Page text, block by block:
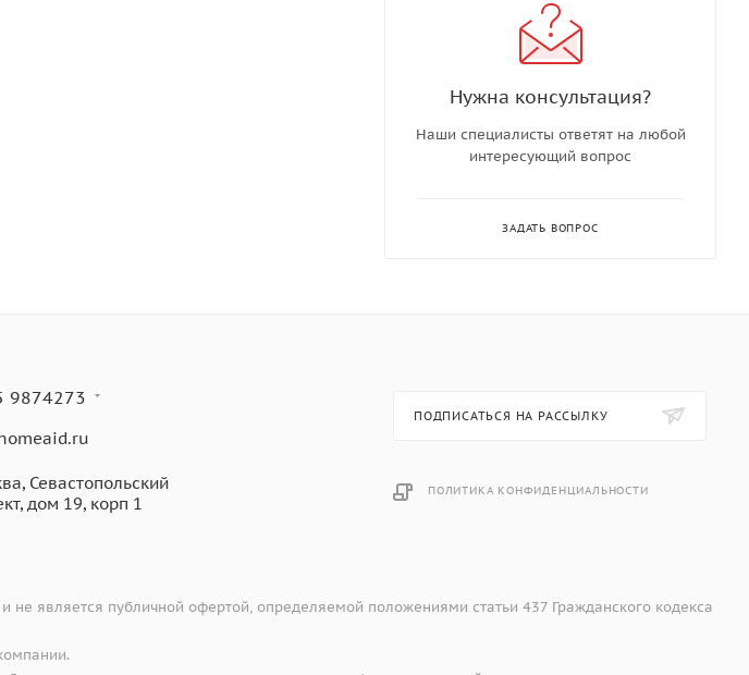
Нужна консультация?
Наши специалисты ответят на любой
интересующий вопрос
ЗАДАТЬ ВОПРОС
9874273
Севастопольский
дом 19, корп 1
ПОДПИСАТЬСЯ НА РАССЫЛКУ
ПОЛИТИКА КОНФИДЕНЦИАЛЬНОСТИ
является публичной офертой, определяемой положениями статьи 437 Гражданского кодекса